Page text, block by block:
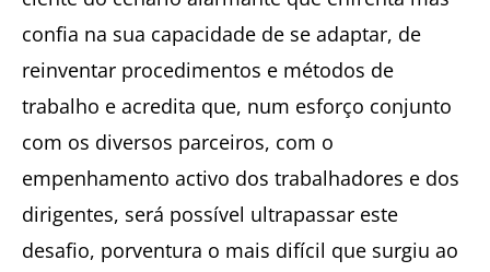
confia na sua capacidade de se adaptar, de
reinventar procedimentos e métodos de
trabalho e acredita que, num esforço conjunto
com os diversos parceiros, com o
empenhamento activo dos trabalhadores e dos
dirigentes, será possível ultrapassar este
desafio, porventura o mais difícil que surgiu ao